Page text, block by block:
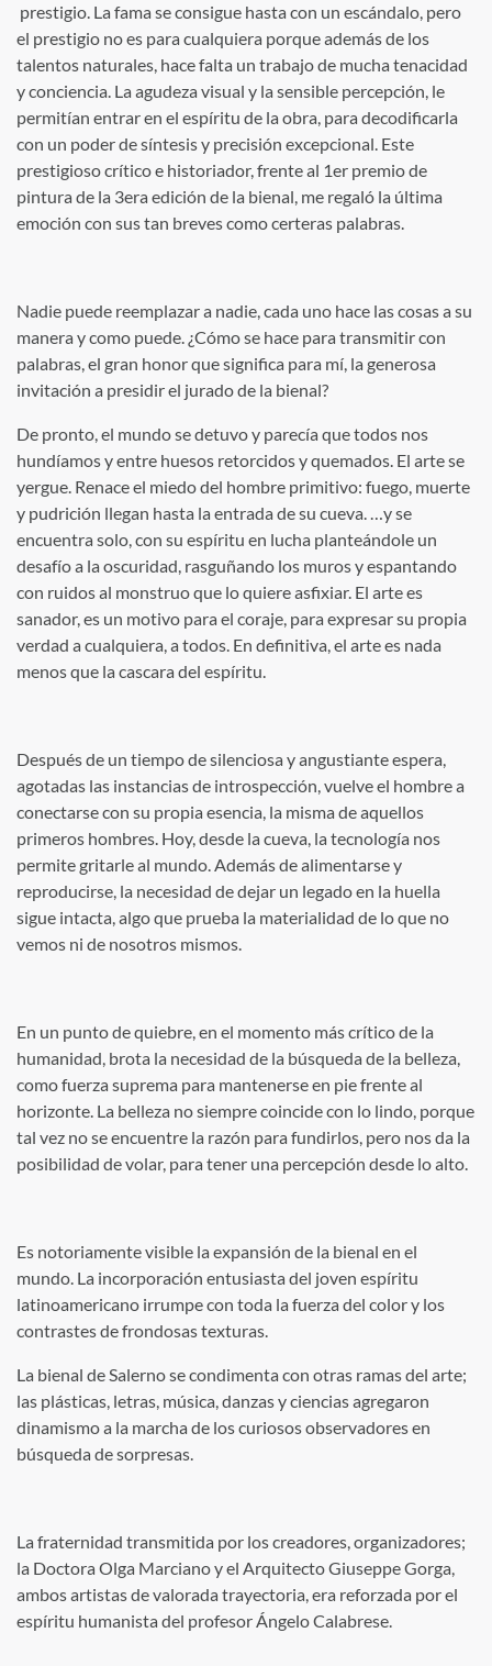
prestigio. La fama se consigue hasta con un escándalo, pero
el prestigio no es para cualquiera porque además de los
talentos naturales, hace falta un trabajo de mucha tenacidad
y conciencia. La agudeza visual y la sensible percepción, le
permitían entrar en el espíritu de la obra, para decodificarla
con un poder de síntesis y precisión excepcional. Este
prestigioso crítico e historiador, frente al 1er premio de
pintura de la 3era edición de la bienal, me regaló la última
emoción con sus tan breves como certeras palabras.
Nadie puede reemplazar a nadie, cada uno hace las cosas a su
manera y como puede. ¿Cómo se hace para transmitir con
palabras, el gran honor que significa para mí, la generosa
invitación a presidir el jurado de la bienal?
De pronto, el mundo se detuvo y parecía que todos nos
hundíamos y entre huesos retorcidos y quemados. El arte se
yergue. Renace el miedo del hombre primitivo: fuego, muerte
y pudrición llegan hasta la entrada de su cueva. …y se
encuentra solo, con su espíritu en lucha planteándole un
desafío a la oscuridad, rasguñando los muros y espantando
con ruidos al monstruo que lo quiere asfixiar. El arte es
sanador, es un motivo para el coraje, para expresar su propia
verdad a cualquiera, a todos. En definitiva, el arte es nada
menos que la cascara del espíritu.
Después de un tiempo de silenciosa y angustiante espera,
agotadas las instancias de introspección, vuelve el hombre a
conectarse con su propia esencia, la misma de aquellos
primeros hombres. Hoy, desde la cueva, la tecnología nos
permite gritarle al mundo. Además de alimentarse y
reproducirse, la necesidad de dejar un legado en la huella
sigue intacta, algo que prueba la materialidad de lo que no
vemos ni de nosotros mismos.
En un punto de quiebre, en el momento más crítico de la
humanidad, brota la necesidad de la búsqueda de la belleza,
como fuerza suprema para mantenerse en pie frente al
horizonte. La belleza no siempre coincide con lo lindo, porque
tal vez no se encuentre la razón para fundirlos, pero nos da la
posibilidad de volar, para tener una percepción desde lo alto.
Es notoriamente visible la expansión de la bienal en el
mundo. La incorporación entusiasta del joven espíritu
latinoamericano irrumpe con toda la fuerza del color y los
contrastes de frondosas texturas.
La bienal de Salerno se condimenta con otras ramas del arte;
las plásticas, letras, música, danzas y ciencias agregaron
dinamismo a la marcha de los curiosos observadores en
búsqueda de sorpresas.
La fraternidad transmitida por los creadores, organizadores;
la Doctora Olga Marciano y el Arquitecto Giuseppe Gorga,
ambos artistas de valorada trayectoria, era reforzada por el
espíritu humanista del profesor Ángelo Calabrese.